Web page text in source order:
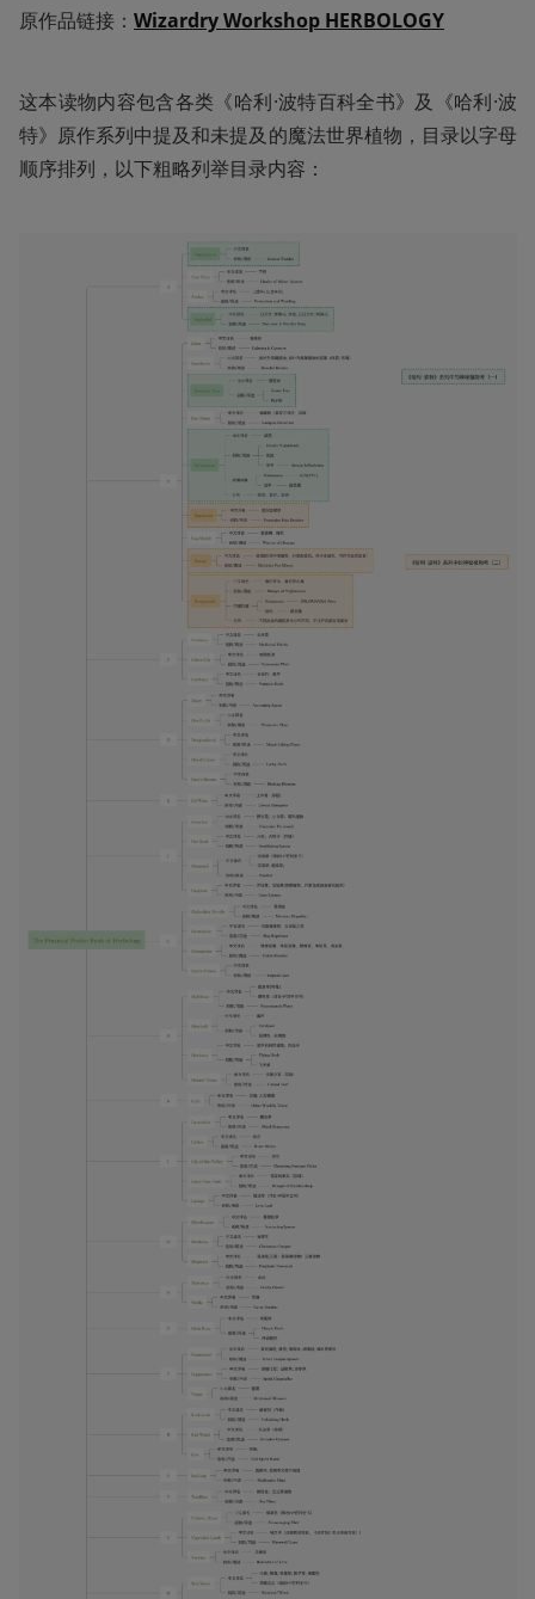
原作品链接： Wizardry Workshop HERBOLOGY
这本读物内容包含各类《哈利·波特百科全书》及《哈利·波
特》原作系列中提及和未提及的魔法世界植物，目录以字母
顺序排列，以下粗略列举目录内容：